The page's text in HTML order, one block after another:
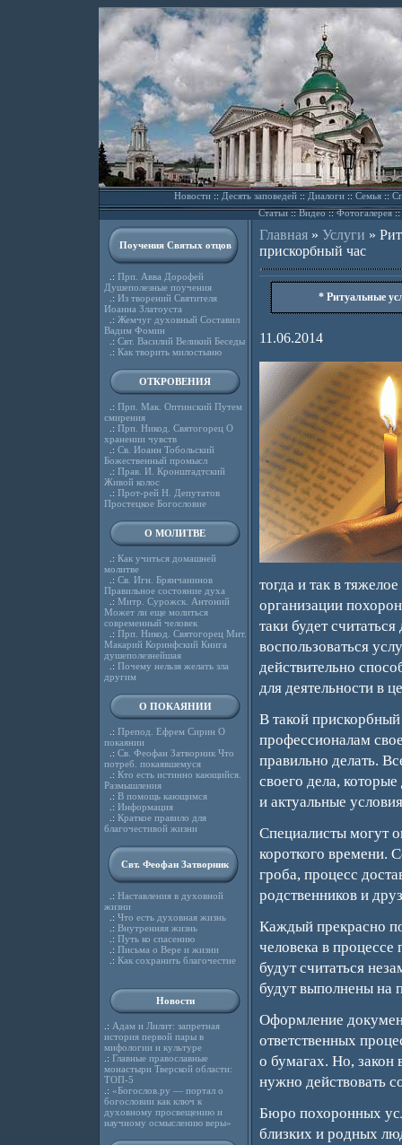
Новости::Десять заповедей::Диалоги::Семья::
Статьи::Видео ::Фотогалерея::
Поучения Святых отцов
.: Прп. Авва Дорофей
Душеполезные поучения
.: Из творений Святителя
Иоанна Златоуста
.: Жемчуг духовный Составил
Вадим Фомин
.: Свт. Василий Великий Беседы
.: Как творить милостыню
ОТКРОВЕНИЯ
.: Прп. Мак. Оптинский Путем
смирения
.: Прп. Никод. Святогорец О
хранении чувств
.: Св. Иоанн Тобольский
Божественный промысл
.: Прав. И. Кронштадтский
Живой колос
.: Прот-рей Н. Депутатов
Простецкое Богословие
О МОЛИТВЕ
.: Как учиться домашней
молитве
.: Св. Игн. Брянчанинов
Правильное состояние духа
.: Митр. Сурожск. Антоний
Может ли еще молиться
современный человек
.: Прп. Никод. Святогорец Мит.
Макарий Коринфский Книга
душеполезнейшая
.: Почему нельзя желать зла
другим
О ПОКАЯНИИ
.: Препод. Ефрем Сирин О
покаянии
.: Св. Феофан Затворник Что
потреб. покаявшемуся
.: Кто есть истинно кающийся.
Размышления
.: В помощь кающимся
.: Информация
.: Краткое правило для
благочестивой жизни
Свт. Феофан Затворник
.: Наставления в духовной
жизни
.: Что есть духовная жизнь
.: Внутренняя жизнь
.: Путь ко спасению
.: Письма о Вере и жизни
.: Как сохранить благочестие
Новости
.: Адам и Лилит: запретная
история первой пары в
мифологии и культуре
.: Главные православные
монастыри Тверской области:
ТОП-5
.: «Богослов.ру — портал о
богословии как ключ к
духовному просвещению и
научному осмыслению веры»
Главная» Услуги »
прискорбный час
* Ритуальные
11.06.2014
тогда и так в
организации
таки будет
воспользоваться
действительно
для деятельности в
В такой
профессионалам
правильно делать.
своего дела,
и актуальные
Специалисты могут
короткого времени.
гроба, процесс
родственников и
Каждый прекрасно
человека в
будут считаться
будут выполнены на
Оформление
ответственных
о бумагах. Но, закон
нужно действовать
Бюро похоронных
близких и родных